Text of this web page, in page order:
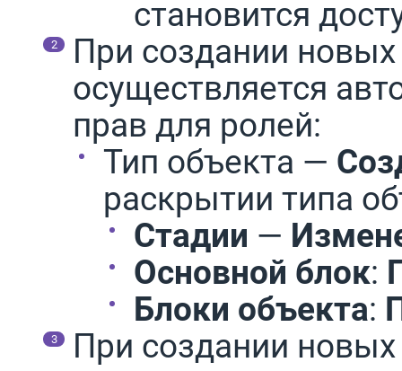
становится
При создании
осуществляется
прав для ролей:
Тип объекта —
раскрытии типа
Стадии —
Основной блок:
Блоки объекта:
При создании